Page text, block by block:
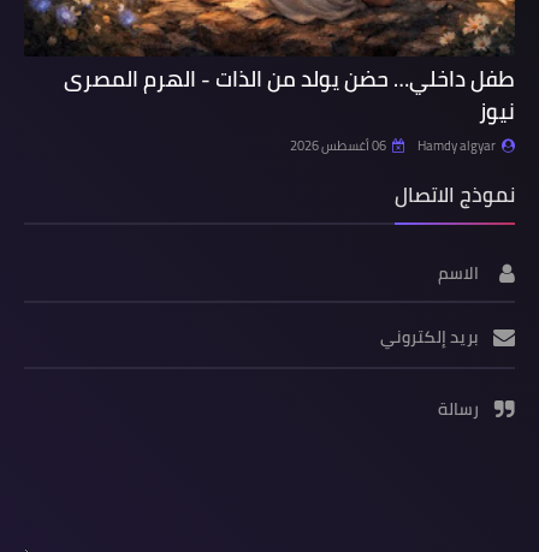
طفل داخلي… حضن يولد من الذات - الهرم المصرى
نيوز
Hamdy algyar 06 أغسطس 2026
نموذج الاتصال
الاسم
بريد إلكتروني
رسالة